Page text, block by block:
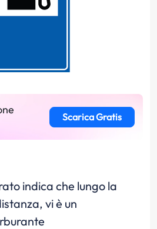
Scarica Gratis
indica che lungo la
vi è un